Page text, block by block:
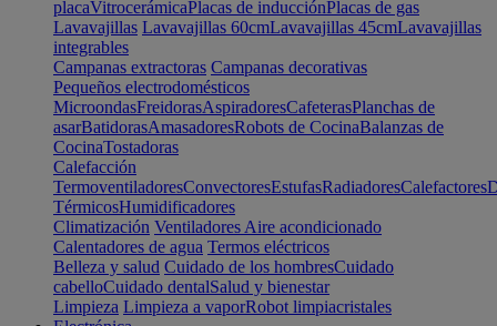
placaVitrocerámicaPlacas de inducciónPlacas de gas
Lavavajillas Lavavajillas 60cmLavavajillas 45cmLavavajillas
integrables
Campanas extractoras Campanas decorativas
Pequeños electrodomésticos
MicroondasFreidorasAspiradoresCafeterasPlanchas de
asarBatidorasAmasadoresRobots de CocinaBalanzas de
CocinaTostadoras
Calefacción
TermoventiladoresConvectoresEstufasRadiadoresCalefactores
TérmicosHumidificadores
Climatización Ventiladores Aire acondicionado
Calentadores de agua Termos eléctricos
Belleza y salud Cuidado de los hombresCuidado
cabelloCuidado dentalSalud y bienestar
Limpieza Limpieza a vaporRobot limpiacristales